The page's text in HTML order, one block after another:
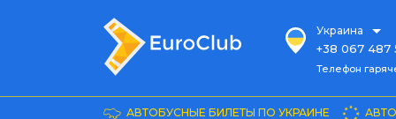
Украина
+38 067 487
Телефон гарячей
Довідка
Телефон
АВТОБУСНЫЕ БИЛЕТЫ ПО УКРАИНЕ